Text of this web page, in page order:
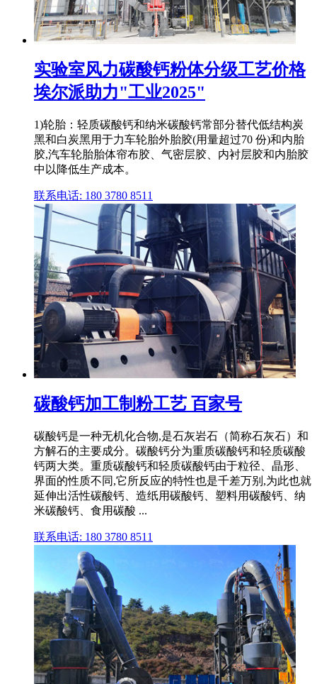
实验室风力碳酸钙粉体分级工艺价格
埃尔派助力"工业2025"
1)轮胎：轻质碳酸钙和纳米碳酸钙常部分替代低结构炭
黑和白炭黑用于力车轮胎外胎胶(用量超过70 份)和内胎
胶,汽车轮胎胎体帘布胶、气密层胶、内衬层胶和内胎胶
中以降低生产成本。
联系电话: 180 3780 8511
碳酸钙加工制粉工艺 百家号
碳酸钙是一种无机化合物,是石灰岩石（简称石灰石）和
方解石的主要成分。碳酸钙分为重质碳酸钙和轻质碳酸
钙两大类。重质碳酸钙和轻质碳酸钙由于粒径、晶形、
界面的性质不同,它所反应的特性也是千差万别,为此也就
延伸出活性碳酸钙、造纸用碳酸钙、塑料用碳酸钙、纳
米碳酸钙、食用碳酸 ...
联系电话: 180 3780 8511